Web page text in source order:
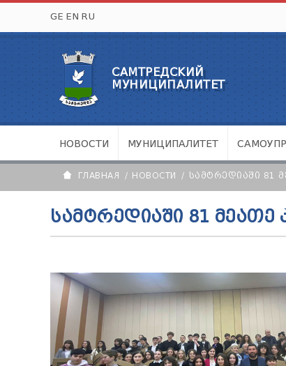
GE EN RU
САМТРЕДСКИЙ
МУНИЦИПАЛИТЕТ
НОВОСТИ МУНИЦИПАЛИТЕТ
ГЛАВНАЯ НОВОСТИ ᲡᲐᲛᲢᲠᲔᲓᲘᲐᲨᲘ 81
ᲡᲐᲛᲢᲠᲔᲓᲘᲐᲨᲘ 81